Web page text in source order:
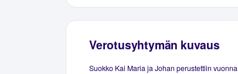
Verotusyhtymän kuvaus
Suokko Kai Maria ja Johan perustettiin